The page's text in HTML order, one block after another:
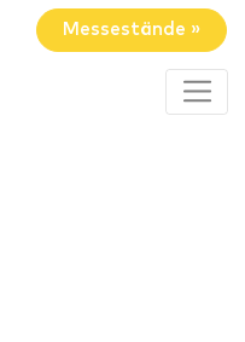
Messestände »